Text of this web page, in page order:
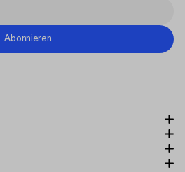
Abonnieren